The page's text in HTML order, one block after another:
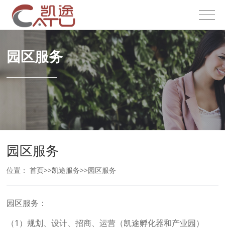
园区服务
园区服务
位置：首页>>凯途服务>>园区服务
园区服务：
（1）规划、设计、招商、运营（凯途孵化器和产业园）